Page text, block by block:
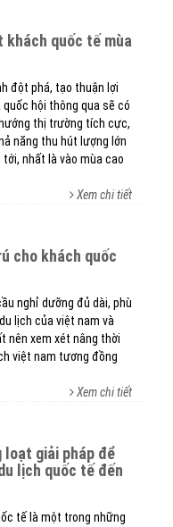
đột phá, tạo thuận lợi
quốc hội thông qua sẽ có
thị trường tích cực,
năng thu hút lượng lớn
nhất là vào mùa cao
Xem chi tiết
nghỉ dưỡng đủ dài, phù
lịch của việt nam và
nên xem xét nâng thời
việt nam tương đồng
Xem chi tiết
lịch quốc tế đến
tế là một trong những